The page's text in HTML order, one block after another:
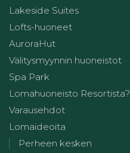
Lakeside Suites
Lofts-huoneet
AuroraHut
Välitysmyynnin huoneistot
Spa Park
Lomahuoneisto Resortista?
Varausehdot
Lomaideoita
Perheen kesken